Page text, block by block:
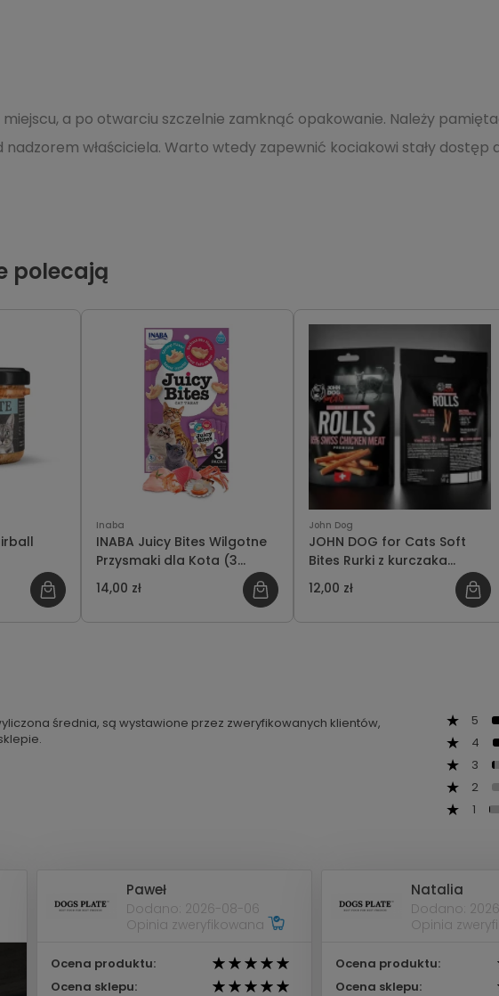
a po otwarciu szczelnie zamknąć opakowanie. Należy
właściciela. Warto wtedy zapewnić kociakowi stały dostęp
polecają
Inaba
INABA Juicy Bites Wilgotne
Przysmaki dla Kota (3
pack) - Krewetki & Owoce
Morza
14,00 zł
John Dog
JOHN DOG for Cats Soft
Bites Rurki z kurczaka
szwajcarskiego 50g
12,00 zł
średnia, są wystawione przez zweryfikowanych klientów,
5
4
3
2
1
Paweł
Dodano: 2026-08-06
Opinia zweryfikowana
Ocena produktu:
Ocena sklepu:
Natalia
Dodano:
Opinia
Ocena produktu:
Ocena sklepu: